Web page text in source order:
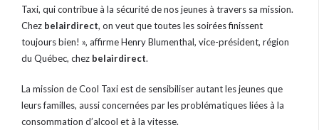
Taxi, qui contribue à la sécurité de nos jeunes à travers sa mission.
Chez belairdirect, on veut que toutes les soirées finissent
toujours bien! », affirme Henry Blumenthal, vice-président, région
du Québec, chez belairdirect.
La mission de Cool Taxi est de sensibiliser autant les jeunes que
leurs familles, aussi concernées par les problématiques liées à la
consommation d’alcool et à la vitesse.